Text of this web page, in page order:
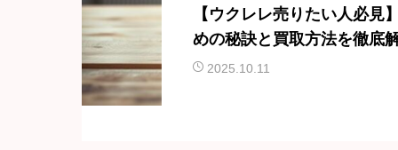
【ウクレレ売りたい人必見
めの秘訣と買取方法を徹底
2025.10.11